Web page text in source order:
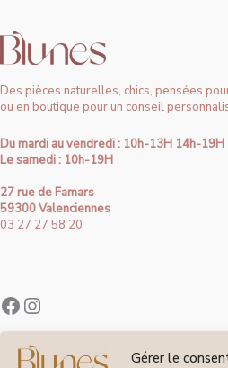
Gérer le
Des pièces naturelles, chics, pensées
ou en boutique pour un conseil
Du mardi au vendredi : 10h-13H 14h-19H
Le samedi : 10h-19H
27 rue de Famars
59300 Valenciennes
03 27 27 58 20
Contact